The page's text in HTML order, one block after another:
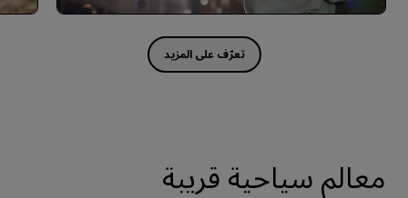
‏‫تعرّف على المزيد‬
معالم سياحية قريبة